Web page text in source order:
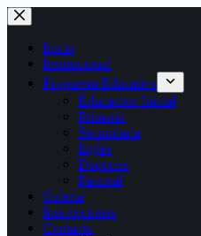
Saltar
al
contenido
Inicio
Institucional
Propuesta Educativa
Educación Inicial
Primaria
Secundaria
Inglés
Deportes
Pastoral
Galería
Inscripciones
Contacto